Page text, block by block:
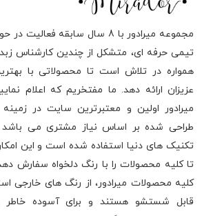
مجموعه میرادور با 8 سال سابقه
تیمی حرفه ای، متشکل از چندین کارشناس
همواره در تلاش است تا محصولاتی با
عزیزان ارائه دهد. ما مفتخریم که اعلام
میرادور اولین و معتبرترین سایت در
طراحی شده بر اساس نیاز مشتری می باشد
تکنیک های دنیا استفاده شده است و این
تا کلیه محصولات را با رنگ دلخواه سفارش
کلیه محصولات میرادور، از رنگ های خارجی
قابل شستشو هستند و برای آسوده خاطر